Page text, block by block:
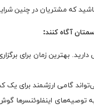
که مشتریان در چنین
آگاه کنند:
دارید. بهترین زمان برای
می‌تواند گامی ارزشمند
توصیه‌های اینفلوئنسر‌ها